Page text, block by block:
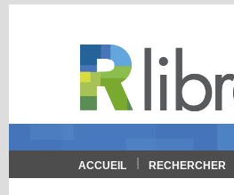
ACCUEIL RECHERCHER